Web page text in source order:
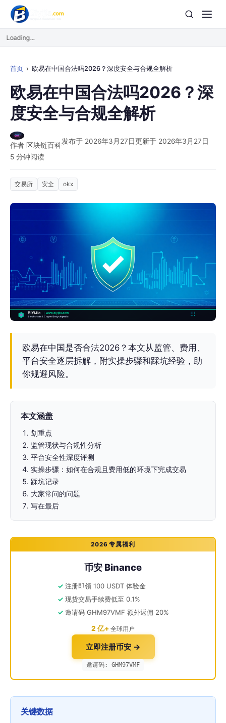
Loading...
首页 欧易在中国合法吗2026？深度安全与合规全解析
欧易在中国合法吗2026？深
度安全与合规全解析
作者 区块链百科发布于 2026年3月27日更新于 2026年3月27日
5 分钟阅读
交易所 安全 okx
欧易在中国是否合法2026？本文从监管、费用、
平台安全逐层拆解，附实操步骤和踩坑经验，助
你规避风险。
本文涵盖
划重点
监管现状与合规性分析
平台安全性深度评测
实操步骤：如何在合规且费用低的环境下完成交易
踩坑记录
大家常问的问题
写在最后
2026 专属福利
币安 Binance
注册即领 100 USDT 体验金
现货交易手续费低至 0.1%
邀请码 GHM97VMF 额外返佣 20%
2 亿+ 全球用户
立即注册币安 →
邀请码: GHM97VMF
关键数据